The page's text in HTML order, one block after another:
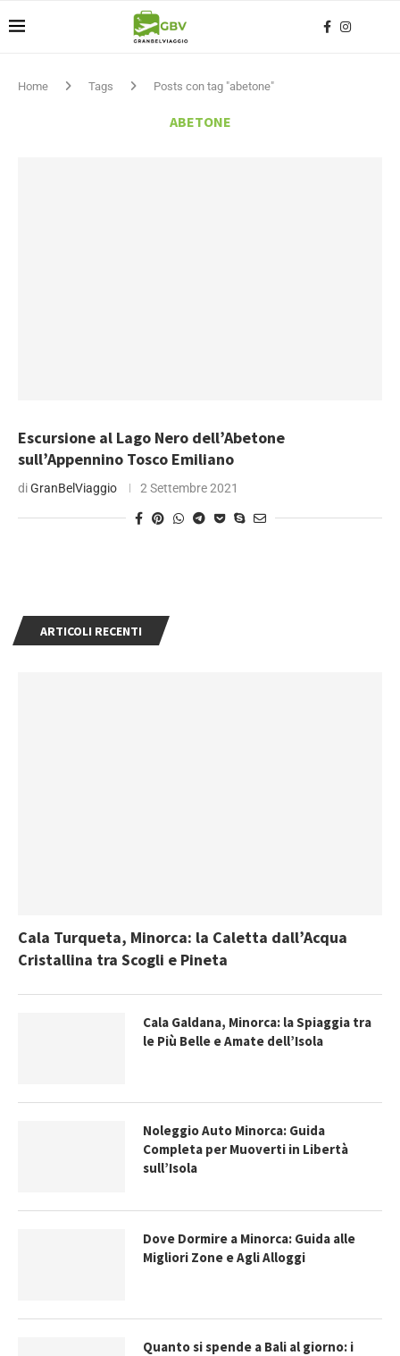
Home Tags Posts con tag "abetone"
ABETONE
Escursione al Lago Nero dell’Abetone
sull’Appennino Tosco Emiliano
diGranBelViaggio 2 Settembre 2021
ARTICOLI RECENTI
Cala Turqueta, Minorca: la Caletta dall’Acqua
Cristallina tra Scogli e Pineta
Cala Galdana, Minorca: la Spiaggia tra
le Più Belle e Amate dell’Isola
Noleggio Auto Minorca: Guida
Completa per Muoverti in Libertà
sull’Isola
Dove Dormire a Minorca: Guida alle
Migliori Zone e Agli Alloggi
Quanto si spende a Bali al giorno: i